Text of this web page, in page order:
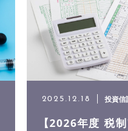
2025.12.18 投資信
【2026年度 税